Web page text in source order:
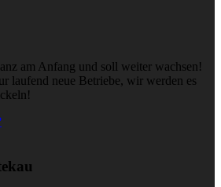
am Anfang und soll weiter wachsen!
laufend neue Betriebe, wir werden es